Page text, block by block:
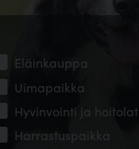
Eläinkauppa
Uimapaikka
Hyvinvointi ja hoitolat
Harrastuspaikka